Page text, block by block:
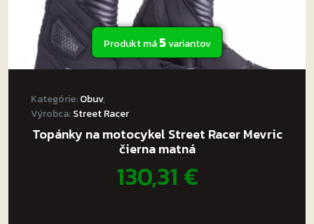
Produkt má5variantov
Kategórie:Obuv,
Výrobca:Street Racer
Topánky na motocykel Street Racer Mevric
čierna matná
130,31 €